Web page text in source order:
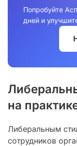
Попробуйте
дней и
на
Либеральным
сотрудников